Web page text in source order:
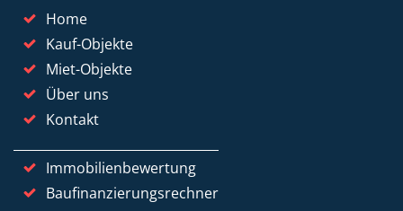
Home
Kauf-Objekte
Miet-Objekte
Über uns
Kontakt
Immobilienbewertung
Baufinanzierungsrechner